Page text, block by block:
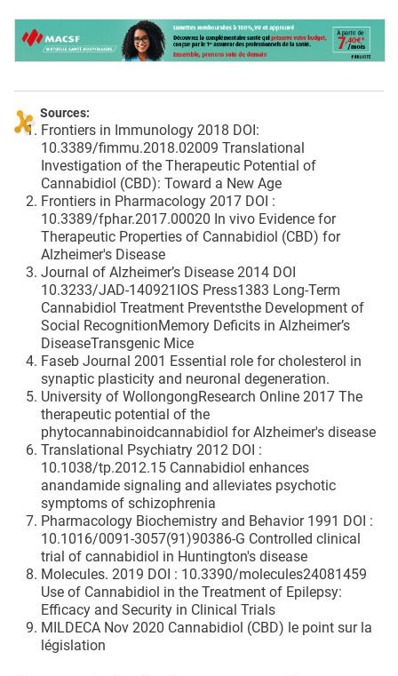
Sources:
Frontiers in Immunology 2018 DOI:
10.3389/fimmu.2018.02009 Translational
Investigation of the Therapeutic Potential of
Cannabidiol (CBD): Toward a New Age
Frontiers in Pharmacology 2017 DOI :
10.3389/fphar.2017.00020 In vivo Evidence for
Therapeutic Properties of Cannabidiol (CBD) for
Alzheimer's Disease
Journal of Alzheimer’s Disease 2014 DOI
10.3233/JAD-140921IOS Press1383 Long-Term
Cannabidiol Treatment Preventsthe Development of
Social RecognitionMemory Deficits in Alzheimer’s
DiseaseTransgenic Mice
Faseb Journal 2001 Essential role for cholesterol in
synaptic plasticity and neuronal degeneration.
University of WollongongResearch Online 2017 The
therapeutic potential of the
phytocannabinoidcannabidiol for Alzheimer's disease
Translational Psychiatry 2012 DOI :
10.1038/tp.2012.15 Cannabidiol enhances
anandamide signaling and alleviates psychotic
symptoms of schizophrenia
Pharmacology Biochemistry and Behavior 1991 DOI :
10.1016/0091-3057(91)90386-G Controlled clinical
trial of cannabidiol in Huntington's disease
Molecules. 2019 DOI : 10.3390/molecules24081459
Use of Cannabidiol in the Treatment of Epilepsy:
Efficacy and Security in Clinical Trials
MILDECA Nov 2020 Cannabidiol (CBD) le point sur la
législation